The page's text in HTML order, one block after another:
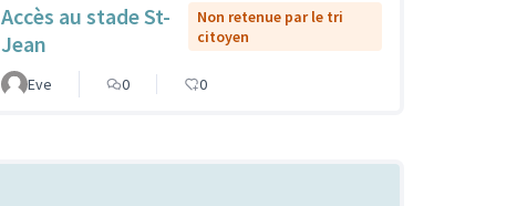
Accès au stade St-
Jean
Non retenue par le tri
citoyen
Eve 0 0